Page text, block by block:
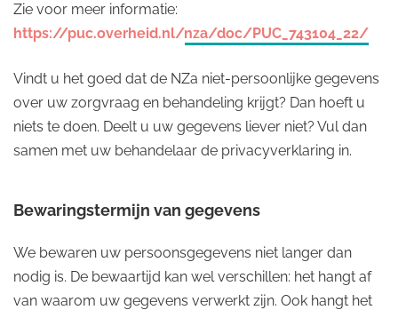
Zie voor meer informatie:
https://puc.overheid.nl/nza/doc/PUC_743104_22/
Vindt u het goed dat de NZa niet-persoonlijke gegevens
over uw zorgvraag en behandeling krijgt? Dan hoeft u
niets te doen. Deelt u uw gegevens liever niet? Vul dan
samen met uw behandelaar de privacyverklaring in.
Bewaringstermijn van gegevens
We bewaren uw persoonsgegevens niet langer dan
nodig is. De bewaartijd kan wel verschillen: het hangt af
van waarom uw gegevens verwerkt zijn. Ook hangt het